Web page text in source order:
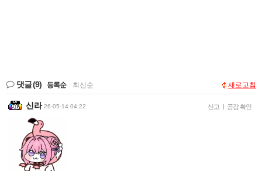
댓글(9) 등록순 최신순 새로고침
신라 26-05-14 04:22 신고 | 공감 확인